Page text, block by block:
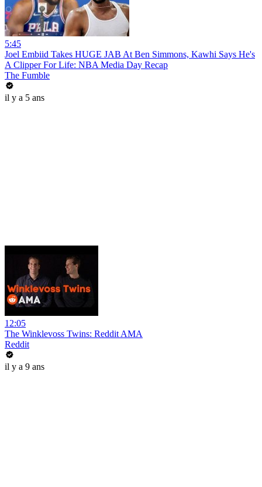
5:45
Joel Embiid Takes HUGE JAB At Ben Simmons, Kawhi Says He's
A Clipper For Life: NBA Media Day Recap
The Fumble
il y a 5 ans
12:05
The Winklevoss Twins: Reddit AMA
Reddit
il y a 9 ans